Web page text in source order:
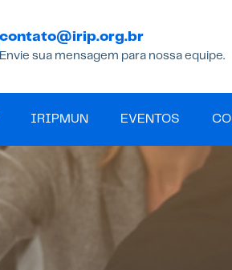
sua mensagem para nossa equipe.
IRIPMUN EVENTOS